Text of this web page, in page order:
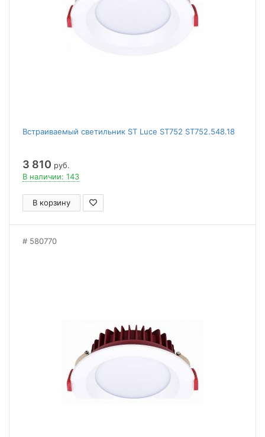
Встраиваемый светильник ST Luce ST752 ST752.548.18
3 810 руб.
В наличии: 143
В корзину
580770